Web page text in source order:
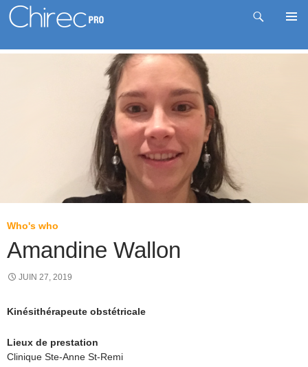
Recherche
Who's who
Amandine Wallon
JUIN 27, 2019
Kinésithérapeute obstétricale
Lieux de prestation
Clinique Ste-Anne St-Remi